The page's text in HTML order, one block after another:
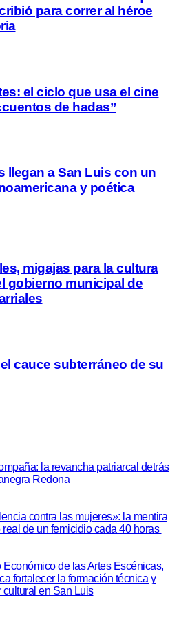
para correr al héroe
el ciclo que usa el cine
de hadas”
llegan a San Luis con un
y poética
migajas para la cultura
gobierno municipal de
cauce subterráneo de su
la revancha patriarcal detrás
Redona
contra las mujeres»: la mentira
de un femicidio cada 40 horas
Económico de las Artes Escénicas,
fortalecer la formación técnica y
en San Luis